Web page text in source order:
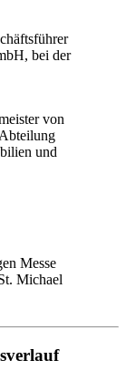
bei der
von
und
Messe
Michael